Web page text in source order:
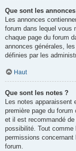
Que sont les
Les annonces
forum dans lequel vous
chaque page du forum
annonces générales,
définies par les
Haut
Que sont les notes ?
Les notes apparaissent
première page du
et il est recommandé
possibilité. Tout
permissions
forum.